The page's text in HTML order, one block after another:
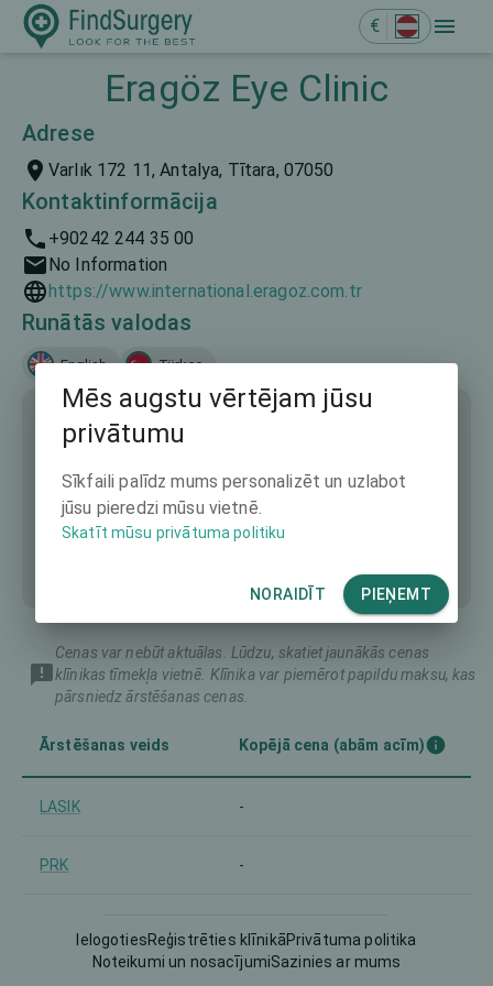
€
Eragöz Eye Clinic
Adrese
Varlık 172 11, Antalya, Tītara, 07050
Kontaktinformācija
+90242 244 35 00
No Information
https://www.international.eragoz.com.tr
Runātās valodas
English Türkçe
Cenas var nebūt aktuālas. Lūdzu, skatiet jaunākās cenas
klīnikas tīmekļa vietnē. Klīnika var piemērot papildu maksu, kas
pārsniedz ārstēšanas cenas.
Ārstēšanas veids Kopējā cena (abām acīm)
LASIK -
PRK -
IelogotiesReģistrēties klīnikāPrivātuma politika
Noteikumi un nosacījumiSazinies ar mums
Mēs augstu vērtējam jūsu
privātumu
Sīkfaili palīdz mums personalizēt un uzlabot
jūsu pieredzi mūsu vietnē.
Skatīt mūsu privātuma politiku
NORAIDĪT PIEŅEMT